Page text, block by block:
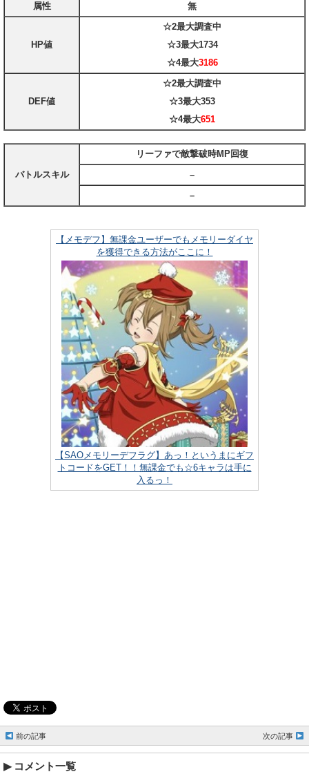
属性
無
HP値
☆2最大調査中
☆3最大1734
☆4最大3186
DEF値
☆2最大調査中
☆3最大353
☆4最大651
バトルスキル
リーファで敵撃破時MP回復
–
–
【メモデフ】無課金ユーザーでもメモリーダイヤ
を獲得できる方法がここに！
【SAOメモリーデフラグ】あっ！というまにギフ
トコードをGET！！無課金でも☆6キャラは手に
入るっ！
前の記事 次の記事
コメント一覧